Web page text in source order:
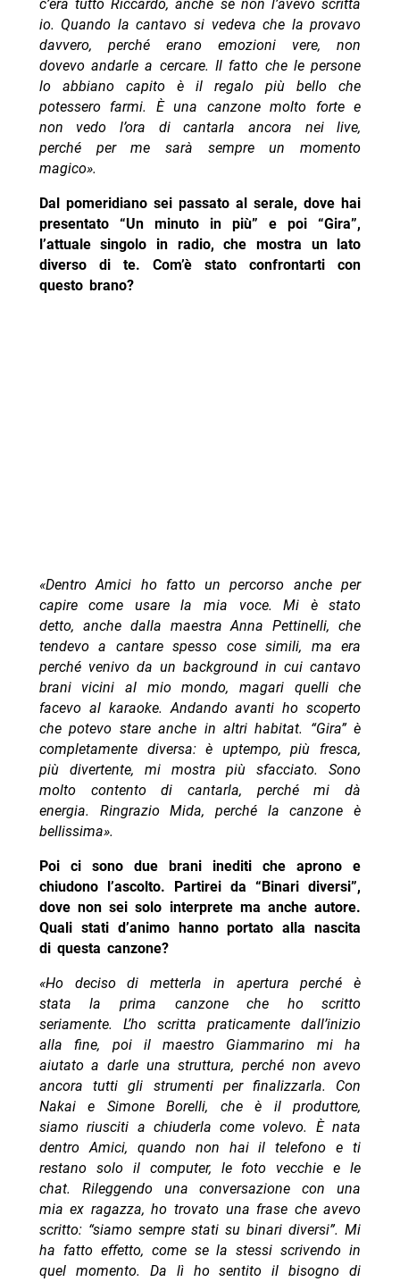
c’era tutto Riccardo, anche se non l’avevo scritta
io. Quando la cantavo si vedeva che la provavo
davvero, perché erano emozioni vere, non
dovevo andarle a cercare. Il fatto che le persone
lo abbiano capito è il regalo più bello che
potessero farmi. È una canzone molto forte e
non vedo l’ora di cantarla ancora nei live,
perché per me sarà sempre un momento
magico».
Dal pomeridiano sei passato al serale, dove hai
presentato “Un minuto in più” e poi “Gira”,
l’attuale singolo in radio, che mostra un lato
diverso di te. Com’è stato confrontarti con
questo brano?
«Dentro Amici ho fatto un percorso anche per
capire come usare la mia voce. Mi è stato
detto, anche dalla maestra Anna Pettinelli, che
tendevo a cantare spesso cose simili, ma era
perché venivo da un background in cui cantavo
brani vicini al mio mondo, magari quelli che
facevo al karaoke. Andando avanti ho scoperto
che potevo stare anche in altri habitat. “Gira” è
completamente diversa: è uptempo, più fresca,
più divertente, mi mostra più sfacciato. Sono
molto contento di cantarla, perché mi dà
energia. Ringrazio Mida, perché la canzone è
bellissima».
Poi ci sono due brani inediti che aprono e
chiudono l’ascolto. Partirei da “Binari diversi”,
dove non sei solo interprete ma anche autore.
Quali stati d’animo hanno portato alla nascita
di questa canzone?
«Ho deciso di metterla in apertura perché è
stata la prima canzone che ho scritto
seriamente. L’ho scritta praticamente dall’inizio
alla fine, poi il maestro Giammarino mi ha
aiutato a darle una struttura, perché non avevo
ancora tutti gli strumenti per finalizzarla. Con
Nakai e Simone Borelli, che è il produttore,
siamo riusciti a chiuderla come volevo. È nata
dentro Amici, quando non hai il telefono e ti
restano solo il computer, le foto vecchie e le
chat. Rileggendo una conversazione con una
mia ex ragazza, ho trovato una frase che avevo
scritto: “siamo sempre stati su binari diversi”. Mi
ha fatto effetto, come se la stessi scrivendo in
quel momento. Da lì ho sentito il bisogno di